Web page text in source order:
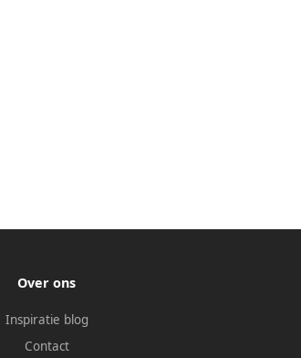
Over ons
Inspiratie blog
Contact